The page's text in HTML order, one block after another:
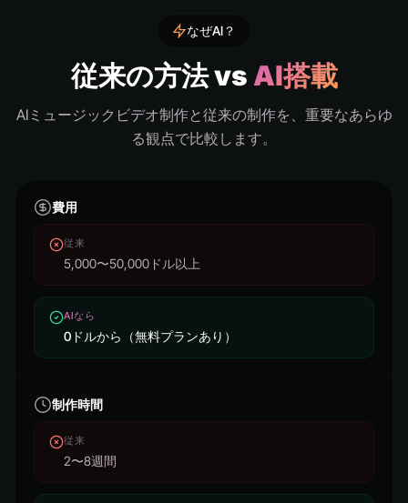
なぜAI？
従来の方法 vsAI搭載
AIミュージックビデオ制作と従来の制作を、重要なあらゆ
る観点で比較します。
費用
従来
5,000〜50,000ドル以上
AIなら
0ドルから（無料プランあり）
制作時間
従来
2〜8週間